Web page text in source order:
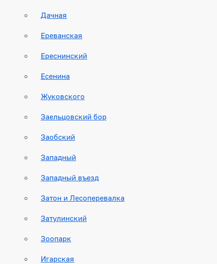
Дачная
Ереванская
Ереснинский
Есенина
Жуковского
Заельцовский бор
Заобский
Западный
Западный въезд
Затон и Лесоперевалка
Затулинский
Зоопарк
Игарская